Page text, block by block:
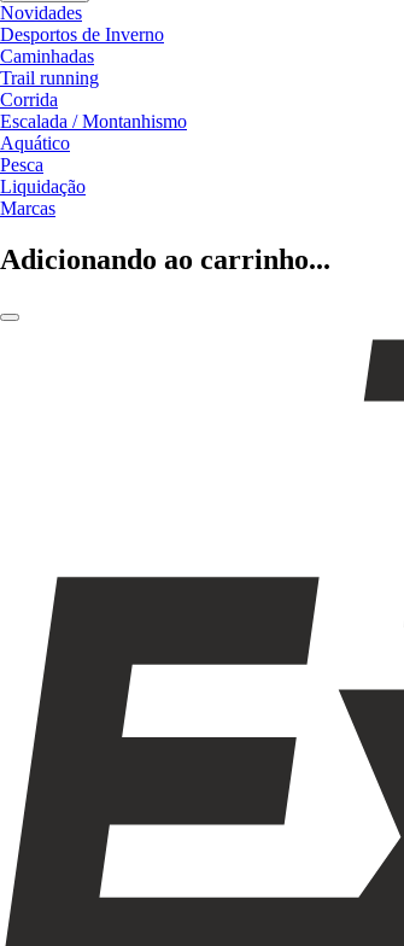
Novidades
Desportos de Inverno
Caminhadas
Trail running
Corrida
Escalada / Montanhismo
Aquático
Pesca
Liquidação
Marcas
Adicionando ao carrinho...